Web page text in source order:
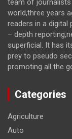
team of
world,three years
readers in a
– depth
superficial. It has
prey to pseudo
promoting all the
Categories
Agriculture
Auto